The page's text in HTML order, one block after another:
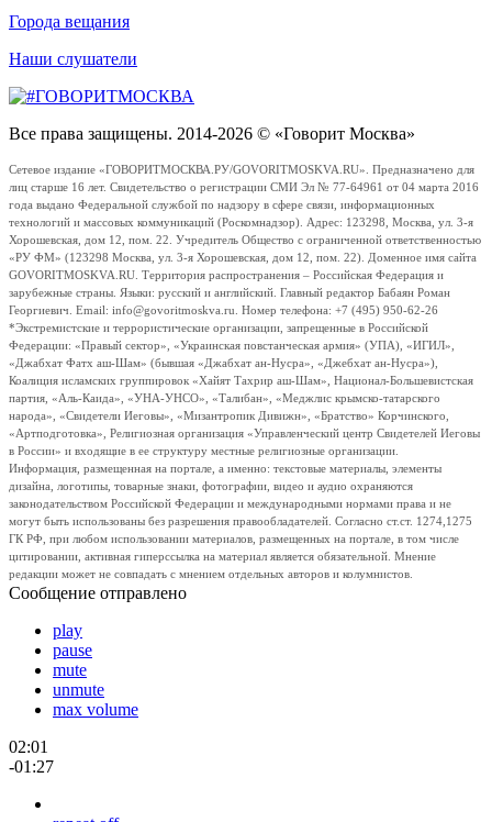
Города вещания
Наши слушатели
Все права защищены. 2014-2026 © «Говорит Москва»
Сетевое издание «ГОВОРИТМОСКВА.РУ/GOVORITMOSKVA.RU». Предназначено для
лиц старше 16 лет. Свидетельство о регистрации СМИ Эл № 77-64961 от 04 марта 2016
года выдано Федеральной службой по надзору в сфере связи, информационных
технологий и массовых коммуникаций (Роскомнадзор). Адрес: 123298, Москва, ул. 3-я
Хорошевская, дом 12, пом. 22. Учредитель Общество с ограниченной ответственностью
«РУ ФМ» (123298 Москва, ул. 3-я Хорошевская, дом 12, пом. 22). Доменное имя сайта
GOVORITMOSKVA.RU. Территория распространения – Российская Федерация и
зарубежные страны. Языки: русский и английский. Главный редактор Бабаян Роман
Георгиевич. Email: info@govoritmoskva.ru. Номер телефона: +7 (495) 950-62-26
*Экстремистские и террористические организации, запрещенные в Российской
Федерации: «Правый сектор», «Украинская повстанческая армия» (УПА), «ИГИЛ»,
«Джабхат Фатх аш-Шам» (бывшая «Джабхат ан-Нусра», «Джебхат ан-Нусра»),
Коалиция исламских группировок «Хайят Тахрир аш-Шам», Национал-Большевистская
партия, «Аль-Каида», «УНА-УНСО», «Талибан», «Меджлис крымско-татарского
народа», «Свидетели Иеговы», «Мизантропик Дивижн», «Братство» Корчинского,
«Артподготовка», Религиозная организация «Управленческий центр Свидетелей Иеговы
в России» и входящие в ее структуру местные религиозные организации.
Информация, размещенная на портале, а именно: текстовые материалы, элементы
дизайна, логотипы, товарные знаки, фотографии, видео и аудио охраняются
законодательством Российской Федерации и международными нормами права и не
могут быть использованы без разрешения правообладателей. Согласно ст.ст. 1274,1275
ГК РФ, при любом использовании материалов, размещенных на портале, в том числе
цитировании, активная гиперссылка на материал является обязательной. Мнение
редакции может не совпадать с мнением отдельных авторов и колумнистов.
Сообщение отправлено
play
pause
mute
unmute
max volume
02:01
-01:27